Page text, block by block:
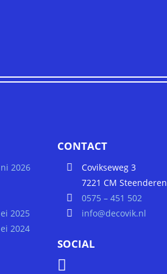
2026
2025
2024
CONTACT
Covikseweg 3
7221 CM Steenderen
0575 – 451 502
info@decovik.nl
SOCIAL